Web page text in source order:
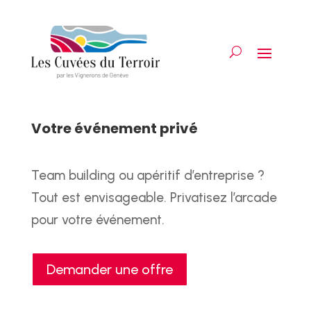
Votre événement privé
Team building ou apéritif d’entreprise ?
Tout est envisageable. Privatisez l’arcade
pour votre événement.
Demander une offre